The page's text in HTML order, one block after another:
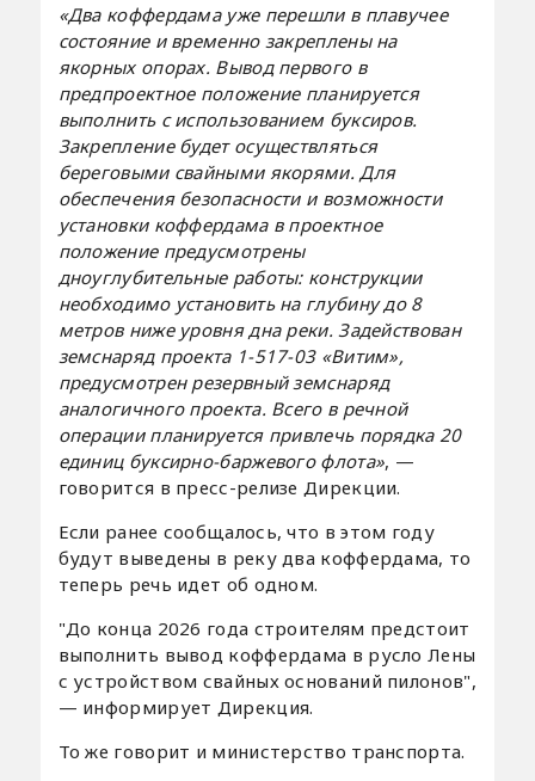
«Два коффердама уже перешли в плавучее
состояние и временно закреплены на
якорных опорах. Вывод первого в
предпроектное положение планируется
выполнить с использованием буксиров.
Закрепление будет осуществляться
береговыми свайными якорями. Для
обеспечения безопасности и возможности
установки коффердама в проектное
положение предусмотрены
дноуглубительные работы: конструкции
необходимо установить на глубину до 8
метров ниже уровня дна реки. Задействован
земснаряд проекта 1-517-03 «Витим»,
предусмотрен резервный земснаряд
аналогичного проекта. Всего в речной
операции планируется привлечь порядка 20
единиц буксирно-баржевого флота», —
говорится в пресс-релизе Дирекции.
Если ранее сообщалось, что в этом году
будут выведены в реку два коффердама, то
теперь речь идет об одном.
"До конца 2026 года строителям предстоит
выполнить вывод коффердама в русло Лены
с устройством свайных оснований пилонов",
— информирует Дирекция.
То же говорит и министерство транспорта.